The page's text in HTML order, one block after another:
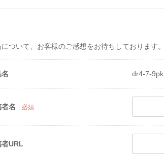
ついて、お客様のご感想をお待ちしております。
dr4-7-9pk
名 必須
者URL